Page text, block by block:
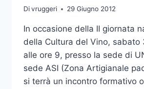
Divruggeri 29 Giugno 2012
In occasione della II giornata
della Cultura del Vino, sabato
alle ore 9, presso la sede di
sede ASI (Zona Artigianale
si terrà un incontro formativo